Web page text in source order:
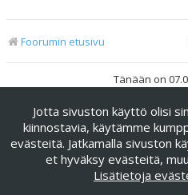
Foorumin etusivu
Tänään on
Keskustelufoorumin ohjelmisto
phpBB
Käännös: phpBB Suomi
phpBB Metro Theme
Yksityisyys
Jotta sivuston käyttö olisi
kiinnostavia, käytämme
evästeitä. Jatkamalla sivuston
et hyväksy evästeitä,
Lisätietoja